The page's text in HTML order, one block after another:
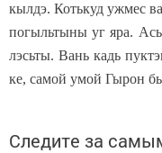
кылдэ. Котькуд ужмес
погыльтыны уг яра.
лэсьты. Вань кадь
ке, самой умой Гырон
Следите за